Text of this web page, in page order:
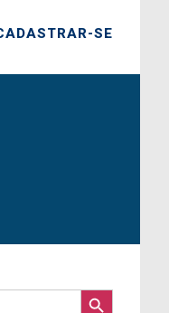
SE
SEARCH BUTTON